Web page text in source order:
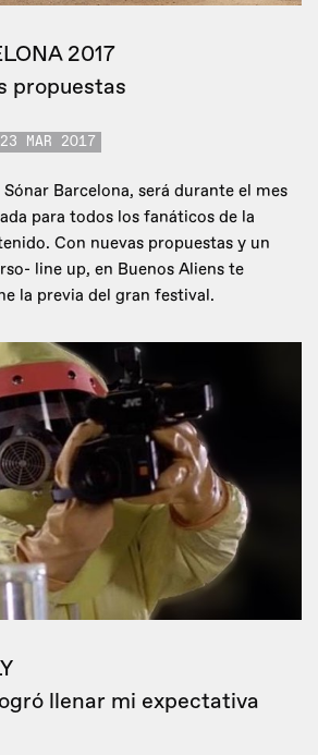
2017
propuestas
MAR 2017
Barcelona, será durante el mes
para todos los fanáticos de la
Con nuevas propuestas y un
line up, en Buenos Aliens te
la previa del gran festival.
llenar mi expectativa